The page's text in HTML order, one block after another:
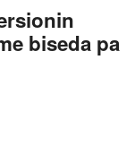
biseda pa